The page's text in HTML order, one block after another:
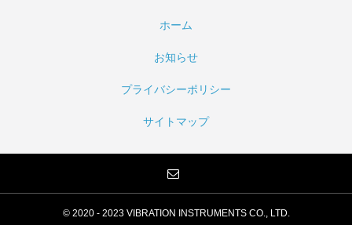
ホーム
お知らせ
プライバシーポリシー
サイトマップ
© 2020 - 2023 VIBRATION INSTRUMENTS CO., LTD.